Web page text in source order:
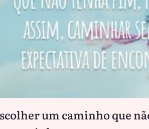
um caminho que